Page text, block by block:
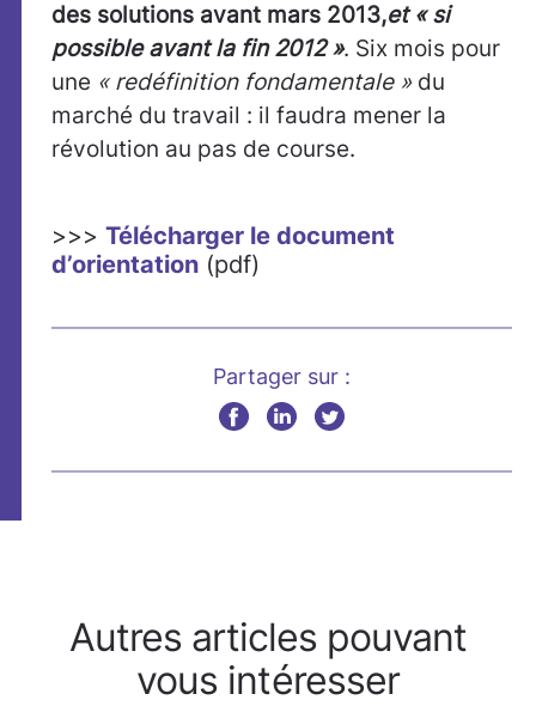
des solutions avant mars 2013,et « si
possible avant la fin 2012 ». Six mois pour
une « redéfinition fondamentale »du
marché du travail : il faudra mener la
révolution au pas de course.
>>> Télécharger le document
d’orientation (pdf)
Partager sur :
Autres articles pouvant
vous intéresser